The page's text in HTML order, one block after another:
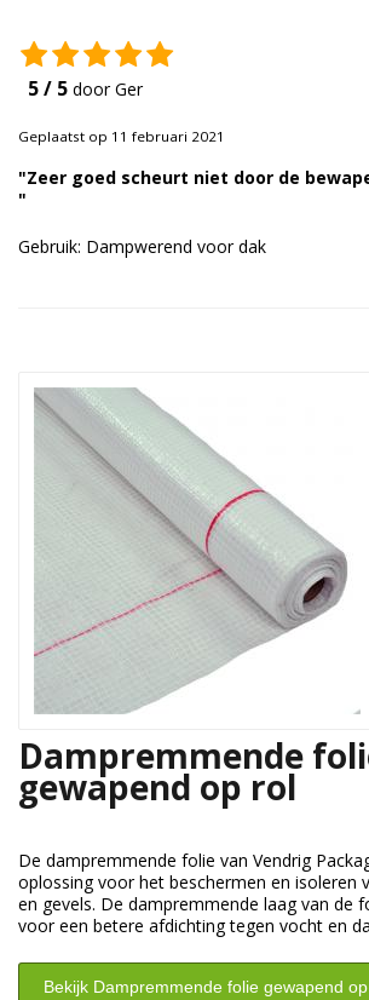
Verhuismaterialen
Duurzame verpakkingen
Bedrukte verpakkingen
5 / 5 door Ger
Geplaatst op 11 februari 2021
"Zeer goed scheurt niet door de
"
Gebruik: Dampwerend voor dak
Dampremmende
gewapend op rol
De dampremmende folie van Vendrig
oplossing voor het beschermen en isoleren
en gevels. De dampremmende laag van de
voor een betere afdichting tegen vocht en
Bekijk Dampremmende folie gewapend